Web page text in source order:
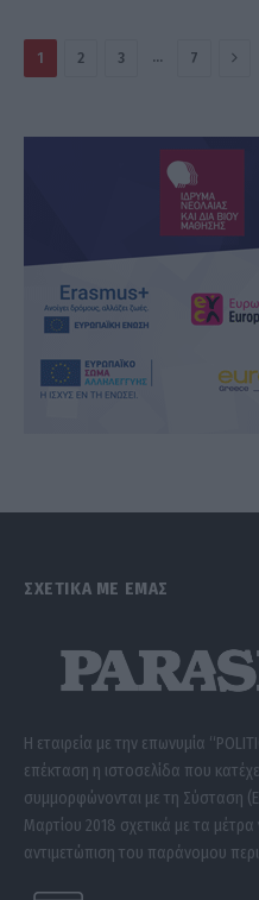
1 2 3 … 7
ΣΧΕΤΙΚΑ ΜΕ ΕΜΑΣ
Η εταιρεία με την επωνυμία
επέκταση η ιστοσελίδα που
συμμορφώνονται με τη Σύσταση
Μαρτίου 2018 σχετικά με τα μέτρα
αντιμετώπιση του παράνομου